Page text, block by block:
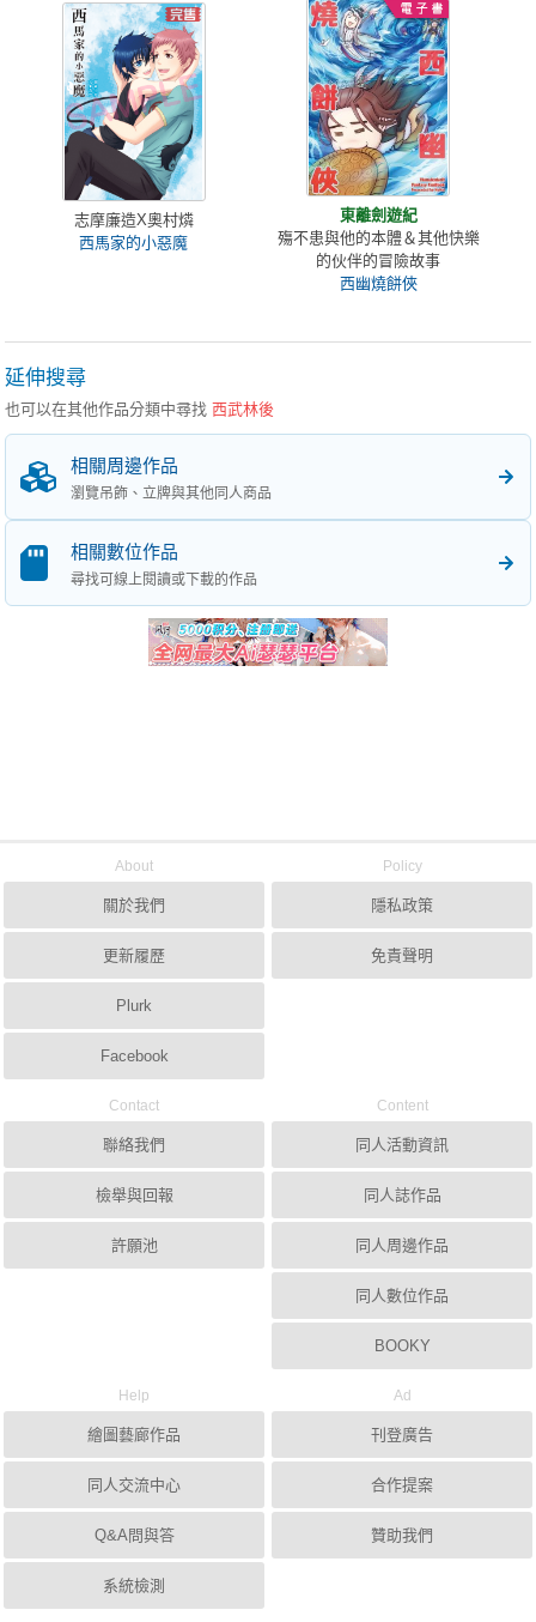
志摩廉造X奧村燐
西馬家的小惡魔
東離劍遊紀
殤不患與他的本體＆其他快樂
的伙伴的冒險故事
西幽燒餅俠
延伸搜尋
也可以在其他作品分類中尋找西武林後
相關周邊作品
瀏覽吊飾、立牌與其他同人商品
相關數位作品
尋找可線上閱讀或下載的作品
About
關於我們
更新履歷
Plurk
Facebook
Policy
隱私政策
免責聲明
Contact
聯絡我們
檢舉與回報
許願池
Content
同人活動資訊
同人誌作品
同人周邊作品
同人數位作品
BOOKY
Help
繪圖藝廊作品
同人交流中心
Q&A問與答
系統檢測
Ad
刊登廣告
合作提案
贊助我們